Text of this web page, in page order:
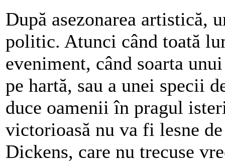
După asezonarea artistică,
politic. Atunci când toată
eveniment, când soarta
pe hartă, sau a unei specii
duce oamenii în pragul
victorioasă nu va fi lesne
Dickens, care nu trecuse